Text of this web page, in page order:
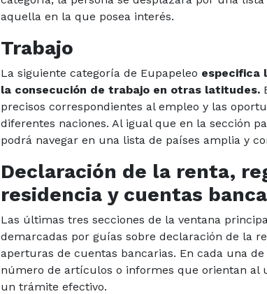
aquella en la que posea interés.
Trabajo
La siguiente categoría de Eupapeleo especifica
la consecución de trabajo en otras latitudes.
precisos correspondientes al empleo y las
diferentes naciones. Al igual que en la sección
podrá navegar en una lista de países amplia y
Declaración de la renta,
residencia y cuentas
Las últimas tres secciones de la ventana
demarcadas por guías sobre declaración de la
aperturas de cuentas bancarias. En cada una
número de artículos o informes que orientan al
un trámite efectivo.